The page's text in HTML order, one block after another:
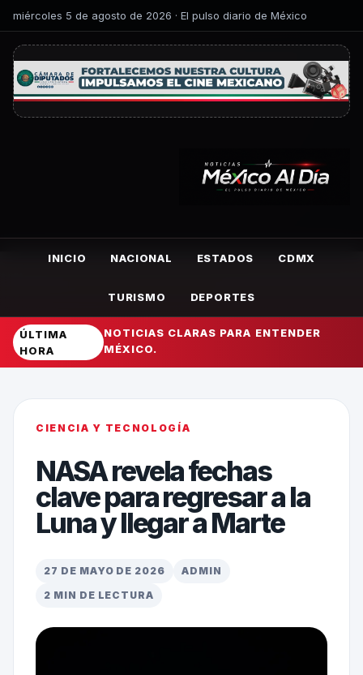
miércoles 5 de agosto de 2026 · El pulso diario de México
INICIO NACIONAL ESTADOS CDMX
TURISMO DEPORTES
ÚLTIMA
HORA
NOTICIAS CLARAS PARA ENTENDER
MÉXICO.
CIENCIA Y TECNOLOGÍA
NASA revela fechas
clave para regresar a la
Luna y llegar a Marte
27 DE MAYO DE 2026
ADMIN
2 MIN DE LECTURA